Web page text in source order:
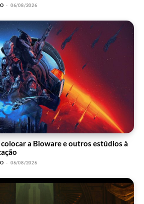
- 06/08/2026
a Bioware e outros estúdios à
- 06/08/2026